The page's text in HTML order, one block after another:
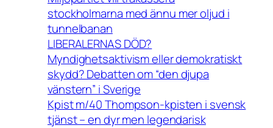
stockholmarna med ännu mer oljud i
tunnelbanan
LIBERALERNAS DÖD?
Myndighetsaktivism eller demokratiskt
skydd? Debatten om “den djupa
vänstern” i Sverige
Kpist m/40 Thompson-kpisten i svensk
tjänst – en dyr men legendarisk